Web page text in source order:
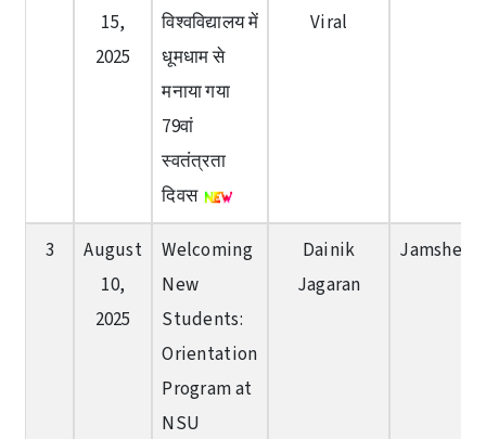
15,
2025
विश्वविद्यालय में
धूमधाम से
मनाया गया
79वां
स्वतंत्रता
दिवस
Viral
3
August
10,
2025
Welcoming
New
Students:
Orientation
Program at
NSU
Dainik
Jagaran